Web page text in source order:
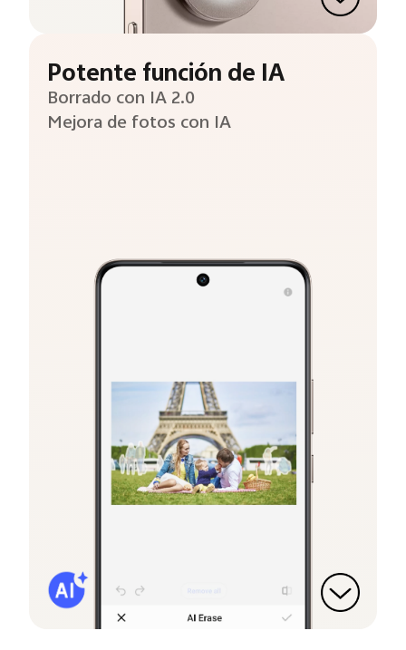
Potente función de IA
Borrado con IA 2.0
Mejora de fotos con IA